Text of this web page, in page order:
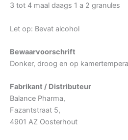
3 tot 4 maal daags 1 a 2 granules
Let op: Bevat alcohol
Bewaarvoorschrift
Donker, droog en op
Fabrikant / Distributeur
Balance Pharma,
Fazantstraat 5,
4901 AZ Oosterhout